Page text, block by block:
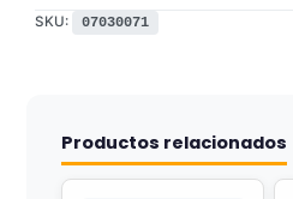
SKU: 07030071
Productos relacionados